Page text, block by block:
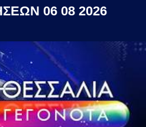
06 08 2026